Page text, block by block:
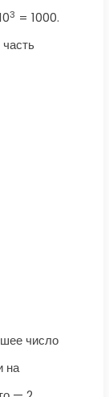
3 = 1000.
число
на